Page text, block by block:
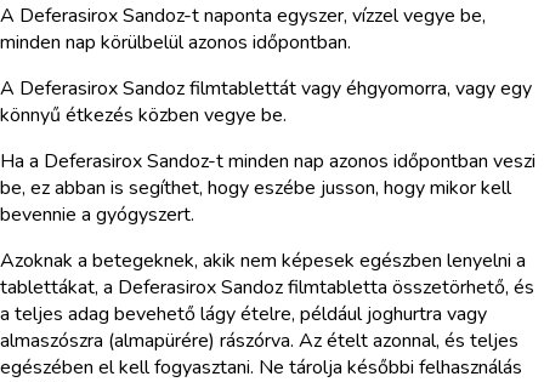
A Deferasirox Sandoz-t naponta egyszer, vízzel vegye be,
minden nap körülbelül azonos időpontban.
A Deferasirox Sandoz filmtablettát vagy éhgyomorra, vagy egy
könnyű étkezés közben vegye be.
Ha a Deferasirox Sandoz-t minden nap azonos időpontban veszi
be, ez abban is segíthet, hogy eszébe jusson, hogy mikor kell
bevennie a gyógyszert.
Azoknak a betegeknek, akik nem képesek egészben lenyelni a
tablettákat, a Deferasirox Sandoz filmtabletta összetörhető, és
a teljes adag bevehető lágy ételre, például joghurtra vagy
almaszószra (almapürére) rászórva. Az ételt azonnal, és teljes
egészében el kell fogyasztani. Ne tárolja későbbi felhasználás